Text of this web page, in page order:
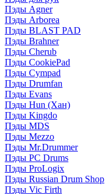
Пэды Agner
Пэды Arborea
Пэды BLAST PAD
Пэды Brahner
Пэды Cherub
Пэды CookiePad
Пэды Cympad
Пэды Drumfan
Пэды Evans
Пэды Hun (Хан)
Пэды Kingdo
Пэды MDS
Пэды Mezzo
Пэды Mr.Drummer
Пэды PC Drums
Пэды ProLogix
Пэды Russian Drum Shop
Пэды Vic Firth